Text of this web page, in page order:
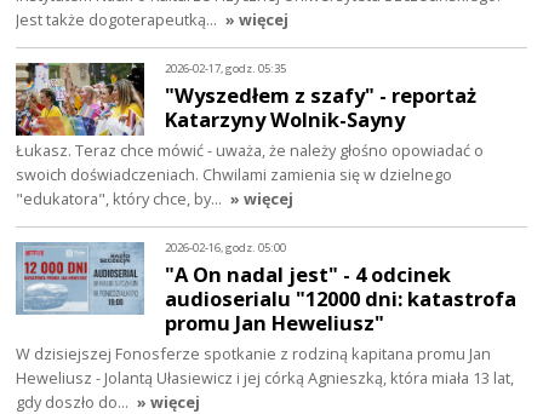
Jest także dogoterapeutką… » więcej
2026-02-17, godz. 05:35
"Wyszedłem z szafy" - reportaż
Katarzyny Wolnik-Sayny
Łukasz. Teraz chce mówić - uważa, że należy głośno opowiadać o
swoich doświadczeniach. Chwilami zamienia się w dzielnego
"edukatora", który chce, by… » więcej
2026-02-16, godz. 05:00
"A On nadal jest" - 4 odcinek
audioserialu "12000 dni: katastrofa
promu Jan Heweliusz"
W dzisiejszej Fonosferze spotkanie z rodziną kapitana promu Jan
Heweliusz - Jolantą Ułasiewicz i jej córką Agnieszką, która miała 13 lat,
gdy doszło do… » więcej